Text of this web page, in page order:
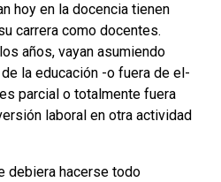
hoy en la docencia tienen
carrera como docentes.
años, vayan asumiendo
la educación -o fuera de el-
parcial o totalmente fuera
laboral en otra actividad
debiera hacerse todo